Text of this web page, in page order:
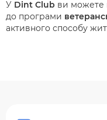
У Dint Club ви можете
до програми
активного способу